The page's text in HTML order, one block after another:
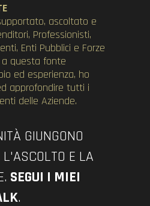
ascoltato e
Professionisti,
Enti Pubblici e Forze
a questa fonte
ed esperienza, ho
approfondire tutti i
delle Aziende.
GIUNGONO
E LA
SEGUI I MIEI
.